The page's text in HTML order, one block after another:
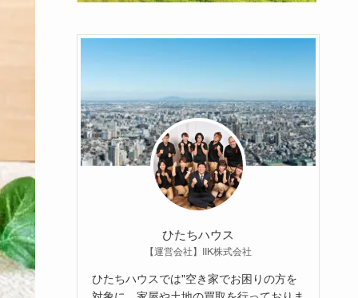
ひたちハウス
【運営会社】IIK株式会社
ひたちハウスでは"空き家でお困りの方を